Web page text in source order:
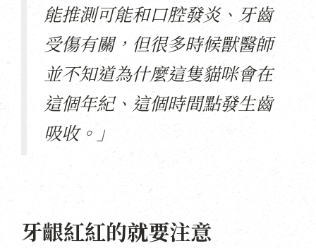
能推測可能和口腔發炎、牙齒
受傷有關，但很多時候獸醫師
並不知道為什麼這隻貓咪會在
這個年紀、這個時間點發生齒
吸收。」
牙齦紅紅的就要注意